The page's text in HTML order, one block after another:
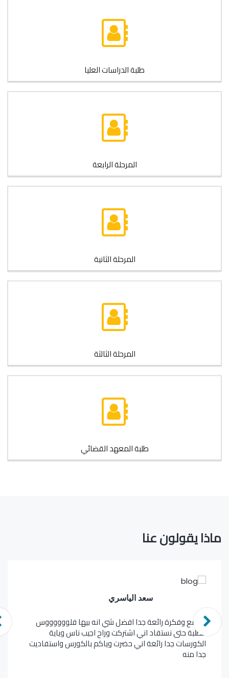
طلبة الدراسات العليا
المرحلة الرابعة
المرحلة الثانية
المرحلة الثالثة
طلبة المعهد القضائي
ماذا يقولون عنا
رائعة جدا افضل شي انه بيها فلووووووس
نستفاد اني اشتركت وراح اجيب ناس وياية
جدا رائعة اني حضرت وياكم بالكورس واستفاديت
وقع